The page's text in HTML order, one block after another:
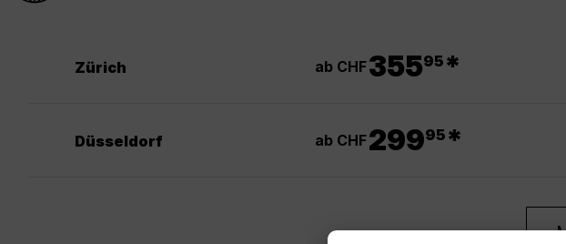
Zürich ab CHF35595 *
Düsseldorf ab CHF29995 *